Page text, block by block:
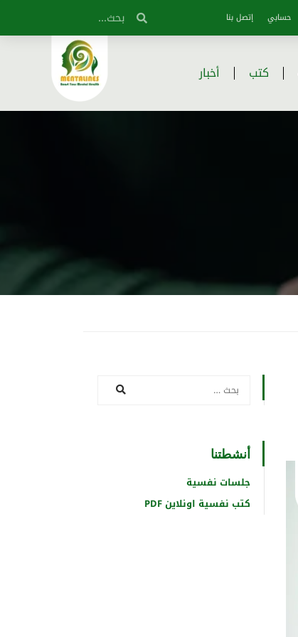
حسابي إتصل بنا
كتب أخبار
أنشطتنا
جلسات نفسية
كتب نفسية اونلاين PDF